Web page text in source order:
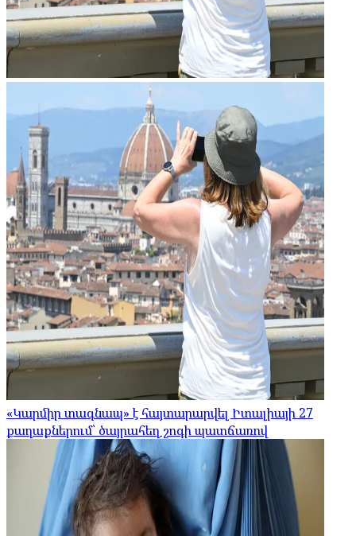
«Կարմիր տագնապ» է հայտարարվել Իտալիայի 27
քաղաքներում՝ ծայրահեղ շոգի պատճառով